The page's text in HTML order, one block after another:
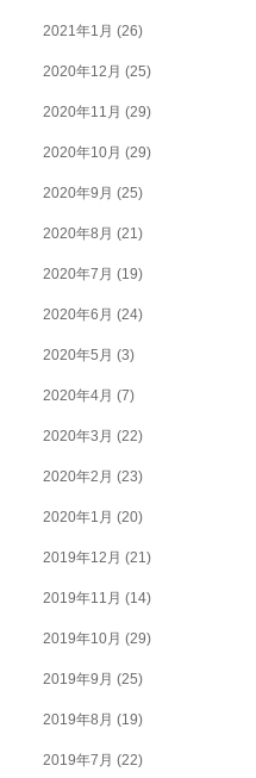
2021年1月 (26)
2020年12月 (25)
2020年11月 (29)
2020年10月 (29)
2020年9月 (25)
2020年8月 (21)
2020年7月 (19)
2020年6月 (24)
2020年5月 (3)
2020年4月 (7)
2020年3月 (22)
2020年2月 (23)
2020年1月 (20)
2019年12月 (21)
2019年11月 (14)
2019年10月 (29)
2019年9月 (25)
2019年8月 (19)
2019年7月 (22)